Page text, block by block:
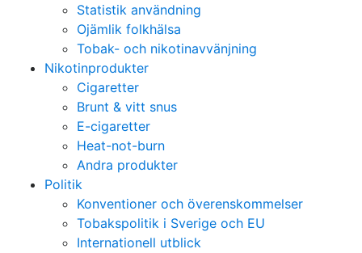
Statistik användning
Ojämlik folkhälsa
Tobak- och nikotinavvänjning
Nikotinprodukter
Cigaretter
Brunt & vitt snus
E-cigaretter
Heat-not-burn
Andra produkter
Politik
Konventioner och överenskommelser
Tobakspolitik i Sverige och EU
Internationell utblick